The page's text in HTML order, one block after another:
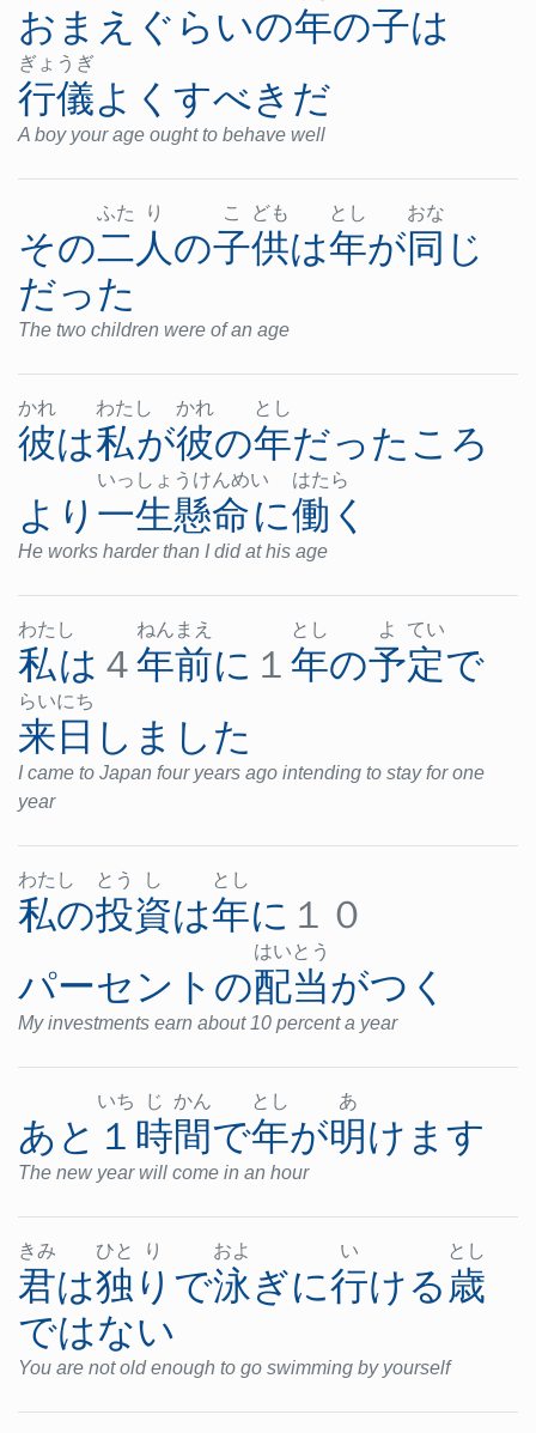
おまえ ぐらいの年の子は
ぎょ うぎ
行儀よく すべき だ
A boy your age ought to behave well
その
ふた り
二人の
こ ども
子供は
とし
年が
おな
同じ
だった
The two children were of an age
かれ
彼は
わた し
私が
かれ
彼の
とし
年だった ころ
より
いっ しょ うけんめい
一生懸命に
はた ら
働く
He works harder than I did at his age
わた し
私は ４
ねん
年
まえ
前に １
とし
年の
よ てい
予定で
らいにち
来日 しました
I came to Japan four years ago intending to stay for one
year
わた し
私の
とう し
投資は
とし
年に １０
パーセント の
はい とう
配当がつく
My investments earn about 10 percent a year
あと
いち じ かん
１時間で
とし
年が
あ
明けます
The new year will come in an hour
きみ
君は
ひと り
独りで
およ
泳ぎに
い
行ける
とし
歳
ではない
You are not old enough to go swimming by yourself